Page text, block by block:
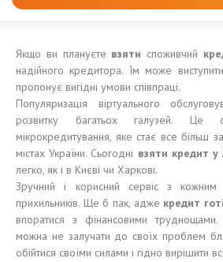
Якщо ви плануєте взяти споживчий
надійного кредитора. Їм може
пропонує вигідні умови співпраці.
Популяризація віртуального
розвитку багатьох галузей. Це
мікрокредитування, яке стає все більш
містах України. Сьогодні взяти кредит у
легко, як і в Києві чи Харкові.
Зручний і корисний сервіс з
прихильників. Ще б пак, адже кредит
впоратися з фінансовими труднощами.
можна не залучати до своїх проблем
обійтися своїми силами і гідно вирішити